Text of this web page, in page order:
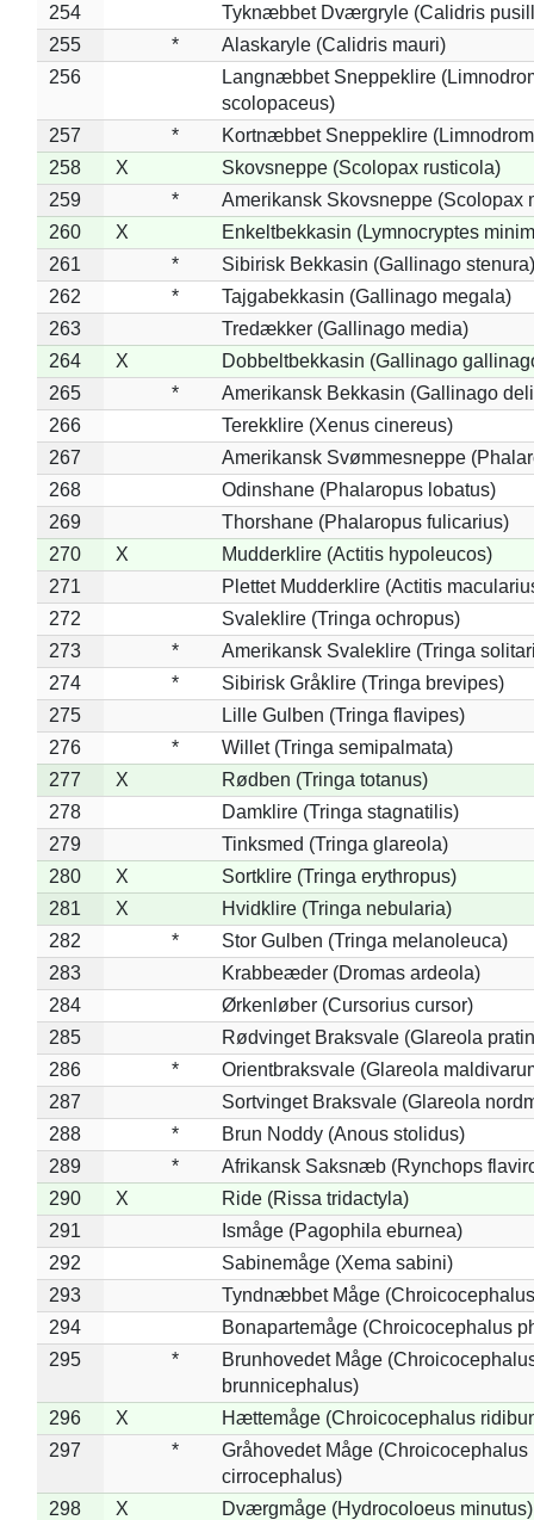
254
Tyknæbbet Dværgryle (Calidris
255
*
Alaskaryle (Calidris mauri)
256
Langnæbbet Sneppeklire
scolopaceus)
257
*
Kortnæbbet Sneppeklire
258
X
Skovsneppe (Scolopax rusticola)
259
*
Amerikansk Skovsneppe (Scolopax
260
X
Enkeltbekkasin (Lymnocryptes
261
*
Sibirisk Bekkasin (Gallinago stenura)
262
*
Tajgabekkasin (Gallinago megala)
263
Tredækker (Gallinago media)
264
X
Dobbeltbekkasin (Gallinago
265
*
Amerikansk Bekkasin (Gallinago
266
Terekklire (Xenus cinereus)
267
Amerikansk Svømmesneppe
268
Odinshane (Phalaropus lobatus)
269
Thorshane (Phalaropus fulicarius)
270
X
Mudderklire (Actitis hypoleucos)
271
Plettet Mudderklire (Actitis
272
Svaleklire (Tringa ochropus)
273
*
Amerikansk Svaleklire (Tringa
274
*
Sibirisk Gråklire (Tringa brevipes)
275
Lille Gulben (Tringa flavipes)
276
*
Willet (Tringa semipalmata)
277
X
Rødben (Tringa totanus)
278
Damklire (Tringa stagnatilis)
279
Tinksmed (Tringa glareola)
280
X
Sortklire (Tringa erythropus)
281
X
Hvidklire (Tringa nebularia)
282
*
Stor Gulben (Tringa melanoleuca)
283
Krabbeæder (Dromas ardeola)
284
Ørkenløber (Cursorius cursor)
285
Rødvinget Braksvale (Glareola
286
*
Orientbraksvale (Glareola
287
Sortvinget Braksvale (Glareola
288
*
Brun Noddy (Anous stolidus)
289
*
Afrikansk Saksnæb (Rynchops
290
X
Ride (Rissa tridactyla)
291
Ismåge (Pagophila eburnea)
292
Sabinemåge (Xema sabini)
293
Tyndnæbbet Måge
294
Bonapartemåge (Chroicocephalus
295
*
Brunhovedet Måge
brunnicephalus)
296
X
Hættemåge (Chroicocephalus
297
*
Gråhovedet Måge (Chroicocephalus
cirrocephalus)
298
X
Dværgmåge (Hydrocoloeus minutus)